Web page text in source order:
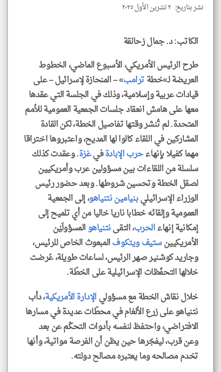
نشر بتاريخ: ٢ تشرين الأول ٢٠٢٥
الكاتب: د. جمال زحالقة
طرح الرئيس الأمريكي، الأسبوع الماضي، الخطوط
العريضة لـ»خطةترامب» – المنحازة لإسرائيل – على
قيادات عربية وإسلامية، وذلك في الجلسة التي عقدها
معها على هامش انعقاد جلسات الجمعية العمومية للأمم
المتحدة. لم تُنشر وقتها تفاصيل الخطة، لكن القادة
المشاركين في اللقاء كالوا لها المديح، واعتبروها اختراقا
مهما كفيلا بإنهاءحرب الإبادةفيغزة. وعقدت كذلك
سلسلة من اللقاءات بين مسؤولين عرب وأمريكيين
لصقل الخطة وتحسين شروطها. وبعد حضور رئيس
الوزراء الإسرائيليبنيامين نتنياهو، إلى الجمعية
العمومية وإلقائه خطابا ناريا خاليا من أي تلميح إلى
إمكانية إنهاءالحرب، التقىنتنياهوالمسؤولَيْن
الأمريكيينستيف ويتكوفالمبعوث الخاص للرئيس،
وجاريد كوشنير صهر الرئيس، لساعات طويلة، عُرضت
خلالها التحفّظات الإسرائيلية على الخطّة.
خلال نقاش الخطة مع مسؤوليالإدارة الأمريكية، دأب
نتنياهو على زرع الألغام في محطّات عديدة في مسارها
الافتراضي، واحتفظ لنفسه بأدوات التحكّم عن بعد
وعن قرب، ليفجّرها حين يظن أن الفرصة مواتية، وأنها
تخدم مصالحه وما يعتبره مصالح دولته.